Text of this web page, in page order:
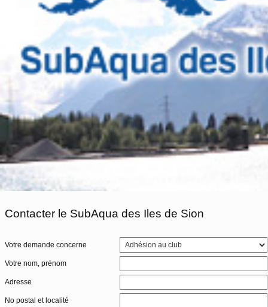
Contacter le SubAqua des Iles de Sion
Votre demande concerne
Votre nom, prénom
Adresse
No postal et localité